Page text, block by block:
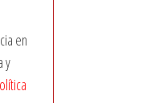
en
y